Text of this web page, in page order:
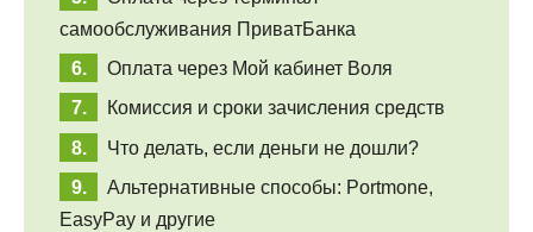
самообслуживания ПриватБанка
Оплата через Мой кабинет Воля
Комиссия и сроки зачисления средств
Что делать, если деньги не дошли?
Альтернативные способы: Portmone,
EasyPay и другие